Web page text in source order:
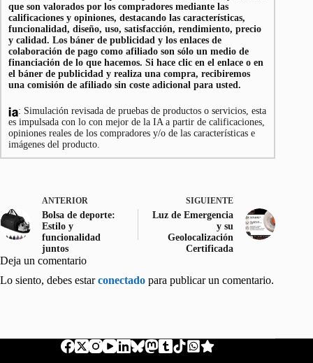
que son valorados por los compradores mediante las
calificaciones y opiniones, destacando las características,
funcionalidad, diseño, uso, satisfacción, rendimiento, precio
y calidad. Los báner de publicidad y los enlaces de
colaboración de pago como afiliado son sólo un medio de
financiación de lo que hacemos. Si hace clic en el enlace o en
el báner de publicidad y realiza una compra, recibiremos
una comisión de afiliado sin coste adicional para usted.
: Simulación revisada de pruebas de productos o servicios, esta
es impulsada con lo con mejor de la IA a partir de calificaciones,
opiniones reales de los compradores y/o de las características e
imágenes del producto.
ANTERIOR
Bolsa de deporte:
Estilo y
funcionalidad
juntos
SIGUIENTE
Luz de Emergencia
y su
Geolocalización
Certificada
Deja un comentario
Lo siento, debes estarconectado para publicar un comentario.